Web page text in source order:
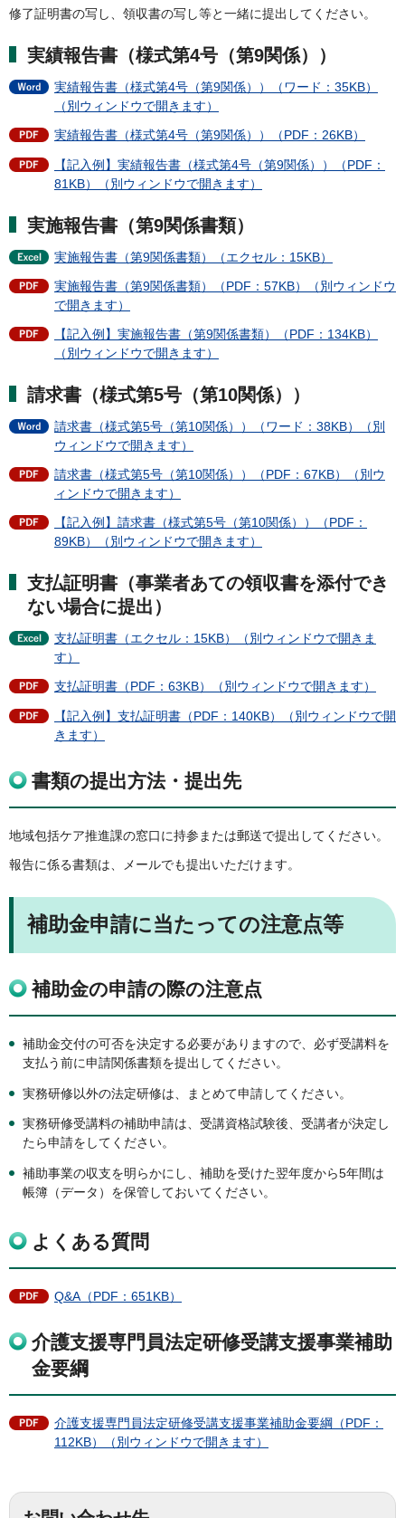
修了証明書の写し、領収書の写し等と一緒に提出してください。
実績報告書（様式第4号（第9関係））
実績報告書（様式第4号（第9関係））（ワード：35KB）
（別ウィンドウで開きます）
実績報告書（様式第4号（第9関係））（PDF：26KB）
【記入例】実績報告書（様式第4号（第9関係））（PDF：
81KB）（別ウィンドウで開きます）
実施報告書（第9関係書類）
実施報告書（第9関係書類）（エクセル：15KB）
実施報告書（第9関係書類）（PDF：57KB）（別ウィンドウ
で開きます）
【記入例】実施報告書（第9関係書類）（PDF：134KB）
（別ウィンドウで開きます）
請求書（様式第5号（第10関係））
請求書（様式第5号（第10関係））（ワード：38KB）（別
ウィンドウで開きます）
請求書（様式第5号（第10関係））（PDF：67KB）（別ウ
ィンドウで開きます）
【記入例】請求書（様式第5号（第10関係））（PDF：
89KB）（別ウィンドウで開きます）
支払証明書（事業者あての領収書を添付でき
ない場合に提出）
支払証明書（エクセル：15KB）（別ウィンドウで開きま
す）
支払証明書（PDF：63KB）（別ウィンドウで開きます）
【記入例】支払証明書（PDF：140KB）（別ウィンドウで開
きます）
書類の提出方法・提出先
地域包括ケア推進課の窓口に持参または郵送で提出してください。
報告に係る書類は、メールでも提出いただけます。
補助金申請に当たっての注意点等
補助金の申請の際の注意点
補助金交付の可否を決定する必要がありますので、必ず受講料を
支払う前に申請関係書類を提出してください。
実務研修以外の法定研修は、まとめて申請してください。
実務研修受講料の補助申請は、受講資格試験後、受講者が決定し
たら申請をしてください。
補助事業の収支を明らかにし、補助を受けた翌年度から5年間は
帳簿（データ）を保管しておいてください。
よくある質問
Q&A（PDF：651KB）
介護支援専門員法定研修受講支援事業補助
金要綱
介護支援専門員法定研修受講支援事業補助金要綱（PDF：
112KB）（別ウィンドウで開きます）